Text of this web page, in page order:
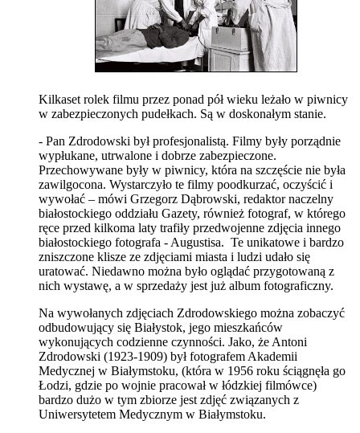
Kilkaset rolek filmu przez ponad pół wieku leżało w piwnicy
w zabezpieczonych pudełkach. Są w doskonałym stanie.
- Pan Zdrodowski był profesjonalistą. Filmy były porządnie
wypłukane, utrwalone i dobrze zabezpieczone.
Przechowywane były w piwnicy, która na szczęście nie była
zawilgocona. Wystarczyło te filmy poodkurzać, oczyścić i
wywołać – mówi Grzegorz Dąbrowski, redaktor naczelny
białostockiego oddziału Gazety, również fotograf, w którego
ręce przed kilkoma laty trafiły przedwojenne zdjęcia innego
białostockiego fotografa - Augustisa. Te unikatowe i bardzo
zniszczone klisze ze zdjęciami miasta i ludzi udało się
uratować. Niedawno można było oglądać przygotowaną z
nich wystawę, a w sprzedaży jest już album fotograficzny.
Na wywołanych zdjęciach Zdrodowskiego można zobaczyć
odbudowujący się Białystok, jego mieszkańców
wykonujących codzienne czynności. Jako, że Antoni
Zdrodowski (1923-1909) był fotografem Akademii
Medycznej w Białymstoku, (która w 1956 roku ściągnęła go
Łodzi, gdzie po wojnie pracował w łódzkiej filmówce)
bardzo dużo w tym zbiorze jest zdjęć związanych z
Uniwersytetem Medycznym w Białymstoku.